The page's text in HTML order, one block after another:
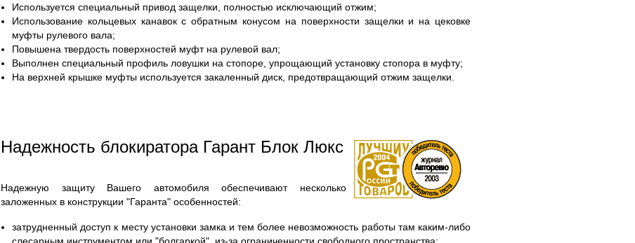
Используется специальный привод защелки, полностью исключающий отжим;
Использование кольцевых канавок с обратным конусом на поверхности защелки и на цековке
муфты рулевого вала;
Повышена твердость поверхностей муфт на рулевой вал;
Выполнен специальный профиль ловушки на стопоре, упрощающий установку стопора в муфту;
На верхней крышке муфты используется закаленный диск, предотвращающий отжим защелки.
Надежность блокиратора Гарант Блок Люкс
Надежную защиту Вашего автомобиля обеспечивают несколько
заложенных в конструкции "Гаранта" особенностей:
затрудненный доступ к месту установки замка и тем более невозможность работы там каким-либо